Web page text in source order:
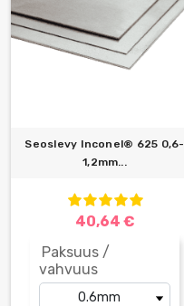
Seoslevy Inconel® 625 0,6-
1,2mm...
40,64 €
Paksuus /
vahvuus